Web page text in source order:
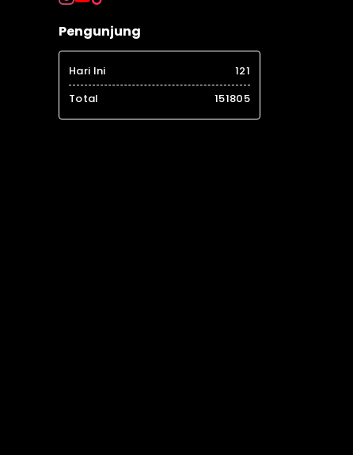
Pengunjung
Hari Ini
121
Total
151805